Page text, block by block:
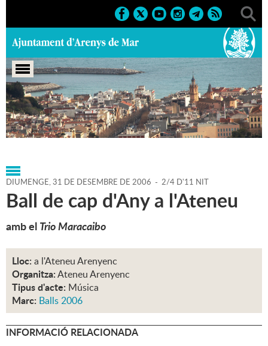
Portada > Agenda > 31-12-
2006 > Marcs > Culturals > 2006 > Balls 2006
DIUMENGE,31 DE DESEMBRE DE 2006 - 2/4 D'11 NIT
Ball de cap d'Any a l'Ateneu
amb elTrio Maracaibo
Lloc: a l'Ateneu Arenyenc
Organitza:Ateneu Arenyenc
Tipus d'acte: Música
Marc: Balls 2006
INFORMACIÓ RELACIONADA